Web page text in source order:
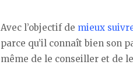
Avec l’objectif de mieux
parce qu’il connaît bien son
même de le conseiller et de